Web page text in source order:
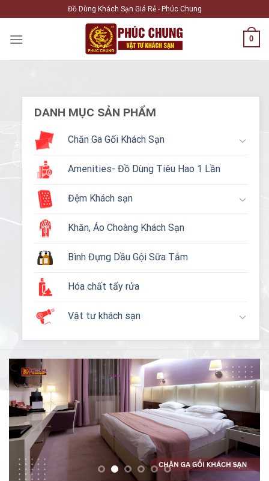
to
content
Đồ Dùng Khách Sạn Giá Rẻ - Phúc Chung
0
DANH MỤC SẢN PHẨM
Chăn Ga Gối Khách Sạn
Amenities- Đồ Dùng Tiêu Hao 1 Lần
Đệm Khách sạn
Khăn, Áo Choàng Khách Sạn
Bình Đựng Dầu Gội Sữa Tắm
Hóa chất tẩy rửa
Vật tư khách sạn